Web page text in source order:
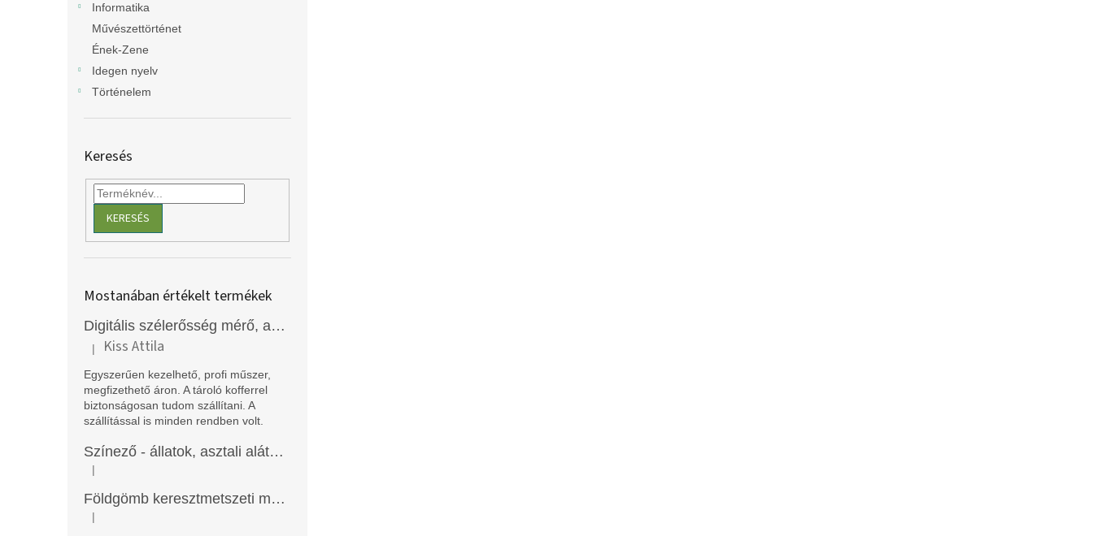
Informatika
Művészettörténet
Ének-Zene
Idegen nyelv
Történelem
Keresés
KERESÉS
Mostanában értékelt termékek
Digitális szélerősség mérő, anemométer, EM2250
A termék értékelése 5-ből 5 csillag.
| Kiss Attila
Egyszerűen kezelhető, profi műszer,
megfizethető áron. A tároló kofferrel
biztonságosan tudom szállítani. A
szállítással is minden rendben volt.
Színező - állatok, asztali alátét, Funny Mat
A termék értékelése 5-ből 5 csillag.
|
Földgömb keresztmetszeti modell
A termék értékelése 5-ből 5 csillag.
|